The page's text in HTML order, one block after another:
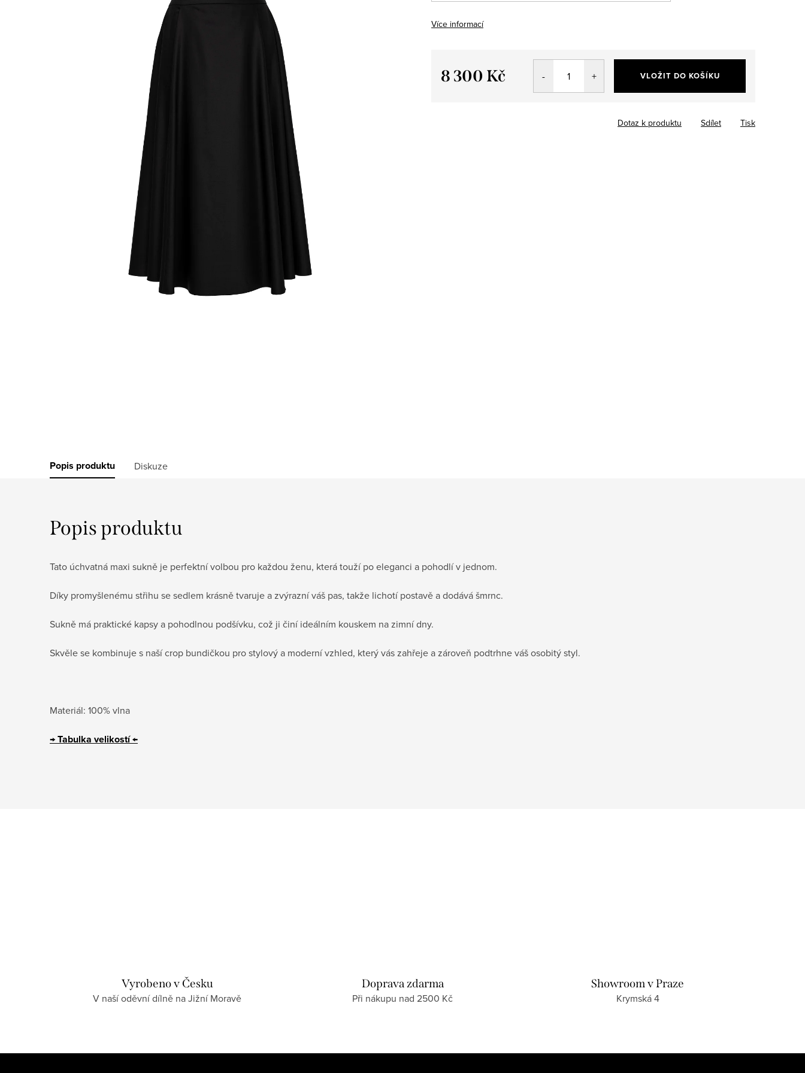
Více informací
8 300 Kč VLOŽIT DO KOŠÍKU
Tisk
Dotaz k produktu Sdílet
Popis produktu Diskuze
Popis produktu
Tato úchvatná maxi sukně je perfektní volbou pro každou ženu, která touží po eleganci a pohodlí v jednom.
Díky promyšlenému střihu se sedlem krásně tvaruje a zvýrazní váš pas, takže lichotí postavě a dodává šmrnc.
Sukně má praktické kapsy a pohodlnou podšívku, což ji činí ideálním kouskem na zimní dny.
Skvěle se kombinuje s naší crop bundičkou pro stylový a moderní vzhled, který vás zahřeje a zároveň podtrhne váš osobitý styl.
Materiál: 100% vlna
→Tabulka velikostí←
Vyrobeno v Česku
V naší oděvní dílně na Jižní Moravě
Doprava zdarma
Při nákupu nad 2500 Kč
Showroom v Praze
Krymská 4